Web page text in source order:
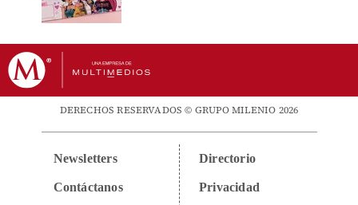
DERECHOS RESERVADOS © GRUPO MILENIO 2026
Newsletters
Contáctanos
Directorio
Privacidad